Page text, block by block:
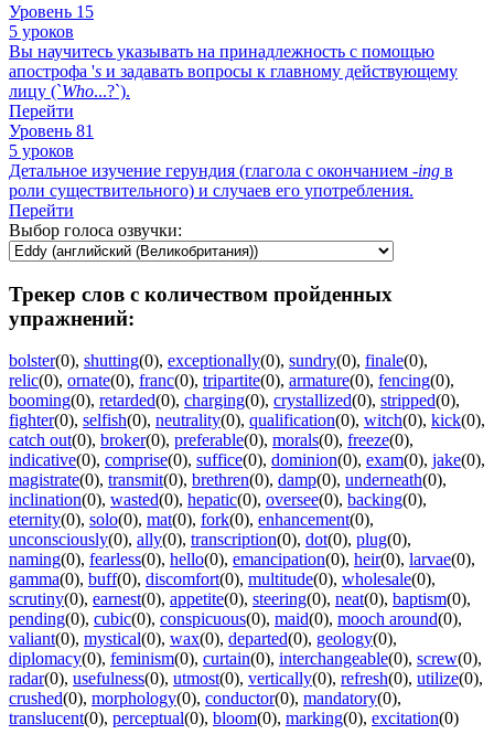
Уровень 15
5 уроков
Вы научитесь указывать на принадлежность с помощью
апострофа 's и задавать вопросы к главному действующему
лицу (`Who...?`).
Перейти
Уровень 81
5 уроков
Детальное изучение герундия (глагола с окончанием -ing в
роли существительного) и случаев его употребления.
Перейти
Выбор голоса озвучки:
Трекер слов с количеством пройденных
упражнений:
bolster(0), shutting(0), exceptionally(0), sundry(0), finale(0),
relic(0), ornate(0), franc(0), tripartite(0), armature(0), fencing(0),
booming(0), retarded(0), charging(0), crystallized(0), stripped(0),
fighter(0), selfish(0), neutrality(0), qualification(0), witch(0), kick(0),
catch out(0), broker(0), preferable(0), morals(0), freeze(0),
indicative(0), comprise(0), suffice(0), dominion(0), exam(0), jake(0),
magistrate(0), transmit(0), brethren(0), damp(0), underneath(0),
inclination(0), wasted(0), hepatic(0), oversee(0), backing(0),
eternity(0), solo(0), mat(0), fork(0), enhancement(0),
unconsciously(0), ally(0), transcription(0), dot(0), plug(0),
naming(0), fearless(0), hello(0), emancipation(0), heir(0), larvae(0),
gamma(0), buff(0), discomfort(0), multitude(0), wholesale(0),
scrutiny(0), earnest(0), appetite(0), steering(0), neat(0), baptism(0),
pending(0), cubic(0), conspicuous(0), maid(0), mooch around(0),
valiant(0), mystical(0), wax(0), departed(0), geology(0),
diplomacy(0), feminism(0), curtain(0), interchangeable(0), screw(0),
radar(0), usefulness(0), utmost(0), vertically(0), refresh(0), utilize(0),
crushed(0), morphology(0), conductor(0), mandatory(0),
translucent(0), perceptual(0), bloom(0), marking(0), excitation(0)